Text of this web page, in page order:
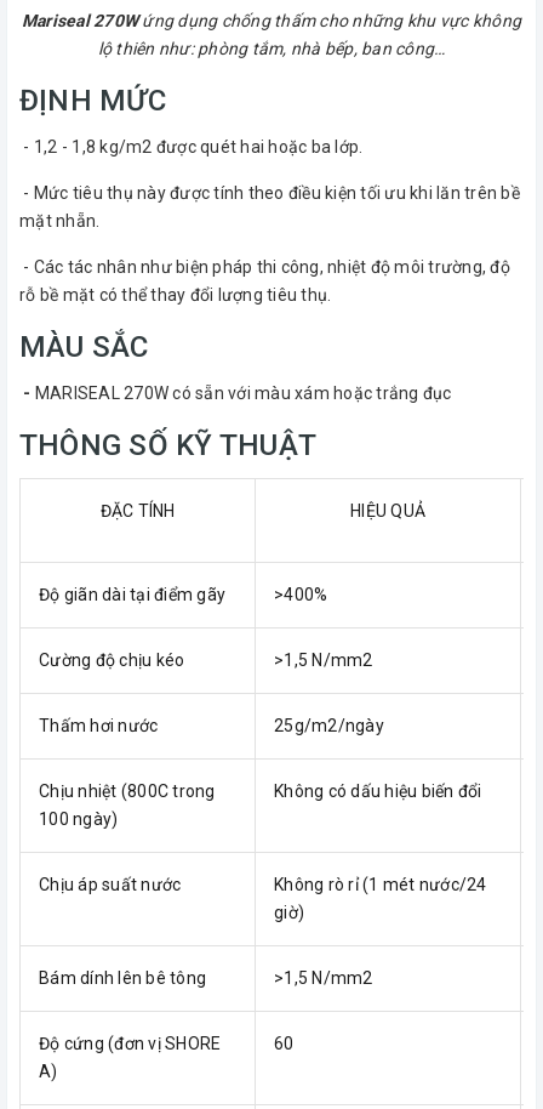
Mariseal 270Wứng dụng chống thấm cho những khu vực không
lộ thiên như: phòng tắm, nhà bếp, ban công…
ĐỊNH MỨC
- 1,2 - 1,8 kg/m2 được quét hai hoặc ba lớp.
- Mức tiêu thụ này được tính theo điều kiện tối ưu khi lăn trên bề
mặt nhẵn.
- Các tác nhân như biện pháp thi công, nhiệt độ môi trường, độ
rỗ bề mặt có thể thay đổi lượng tiêu thụ.
MÀU SẮC
- MARISEAL 270W có sẵn với màu xám hoặc trắng đục
THÔNG SỐ KỸ THUẬT
ĐẶC TÍNH HIỆU QUẢ
Độ giãn dài tại điểm gãy >400%
Cường độ chịu kéo >1,5 N/mm2
Thấm hơi nước 25g/m2/ngày
Chịu nhiệt (800C trong
100 ngày)
Không có dấu hiệu biến đổi
Chịu áp suất nước
Không rò rỉ (1 mét nước/24
giờ)
Bám dính lên bê tông >1,5 N/mm2
Độ cứng (đơn vị SHORE
A)
60